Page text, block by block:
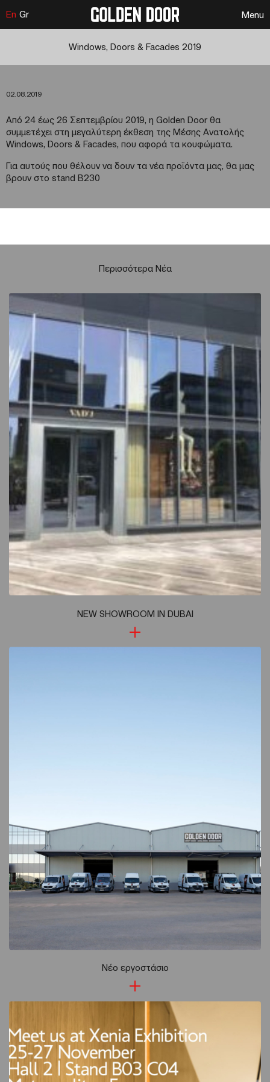
En Gr Menu
Windows, Doors & Facades 2019
02.08.2019
Από 24 έως 26 Σεπτεμβρίου 2019, η Golden Door θα
συμμετέχει στη μεγαλύτερη έκθεση της Μέσης Ανατολής
Windows, Doors & Facades, που αφορά τα κουφώματα.
Για αυτούς που θέλουν να δουν τα νέα προϊόντα μας, θα μας
βρουν στο stand Β230
Περισσότερα Νέα
NEW SHOWROOM IN DUBAI
Νέο εργοστάσιο